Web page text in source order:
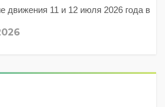
движения 11 и 12 июля 2026 года в